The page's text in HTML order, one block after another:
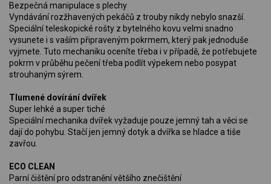
Bezpečná manipulace s plechy
Vyndávání rozžhavených pekáčů z trouby nikdy nebylo snazší.
Speciální teleskopické rošty z bytelného kovu velmi snadno
vysunete i s vaším připraveným pokrmem, který pak jednoduše
vyjmete. Tuto mechaniku oceníte třeba i v případě, že potřebujete
pokrm v průběhu pečení třeba podlít výpekem nebo posypat
strouhaným sýrem.
Tlumené dovírání dvířek
Super lehké a super tiché
Speciální mechanika dvířek vyžaduje pouze jemný tah a věci se
dají do pohybu. Stačí jen jemný dotyk a dvířka se hladce a tiše
zavřou.
ECO CLEAN
Parní čištění pro odstranění většího znečištění